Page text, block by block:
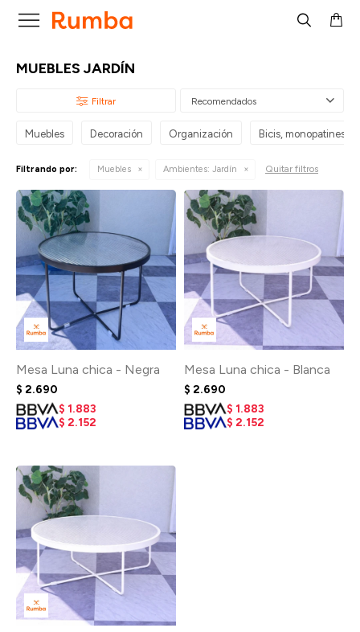

MUEBLES JARDÍN
Recomendados
Muebles Decoración Organización Bicis, monopatines y
Filtrando por: Muebles Ambientes: Jardín Quitar filtros
Mesa Luna chica - Negra
$ 2.690
$ 1.883
$ 2.152
Mesa Luna chica - Blanca
$ 2.690
$ 1.883
$ 2.152